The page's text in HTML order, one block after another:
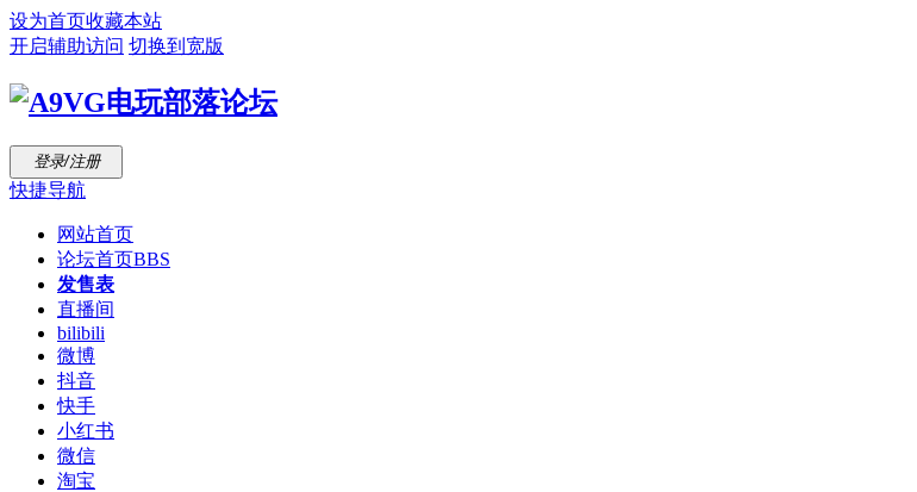
设为首页收藏本站
开启辅助访问 切换到宽版
登录/注册
快捷导航
网站首页
论坛首页BBS
发售表
直播间
bilibili
微博
抖音
快手
小红书
微信
淘宝